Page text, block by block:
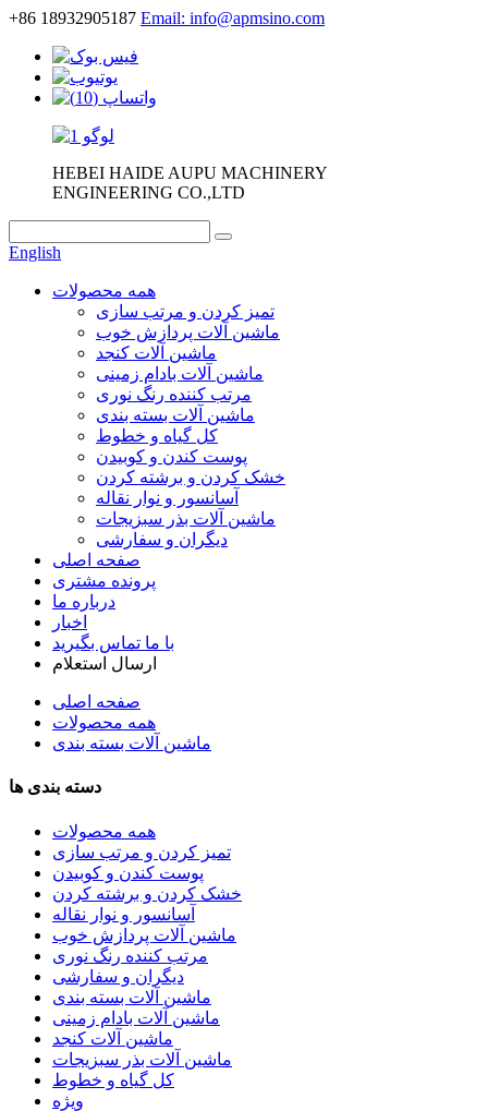
+86 18932905187 Email: info@apmsino.com
HEBEI HAIDE AUPU MACHINERY
ENGINEERING CO.,LTD
English
همه محصولات
تمیز کردن و مرتب سازی
ماشین آلات پردازش خوب
ماشین آلات کنجد
ماشین آلات بادام زمینی
مرتب کننده رنگ نوری
ماشین آلات بسته بندی
کل گیاه و خطوط
پوست کندن و کوبیدن
خشک کردن و برشته کردن
آسانسور و نوار نقاله
ماشین آلات بذر سبزیجات
دیگران و سفارشی
صفحه اصلی
پرونده مشتری
درباره ما
اخبار
با ما تماس بگیرید
ارسال استعلام
صفحه اصلی
همه محصولات
ماشین آلات بسته بندی
دسته بندی ها
همه محصولات
تمیز کردن و مرتب سازی
پوست کندن و کوبیدن
خشک کردن و برشته کردن
آسانسور و نوار نقاله
ماشین آلات پردازش خوب
مرتب کننده رنگ نوری
دیگران و سفارشی
ماشین آلات بسته بندی
ماشین آلات بادام زمینی
ماشین آلات کنجد
ماشین آلات بذر سبزیجات
کل گیاه و خطوط
ویژه